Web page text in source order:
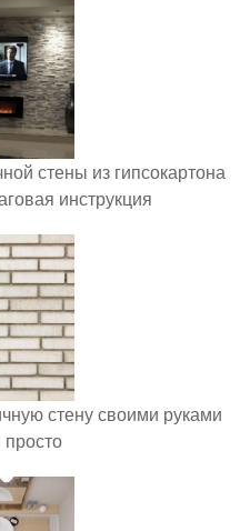
стены из гипсокартона
инструкция
стену своими руками